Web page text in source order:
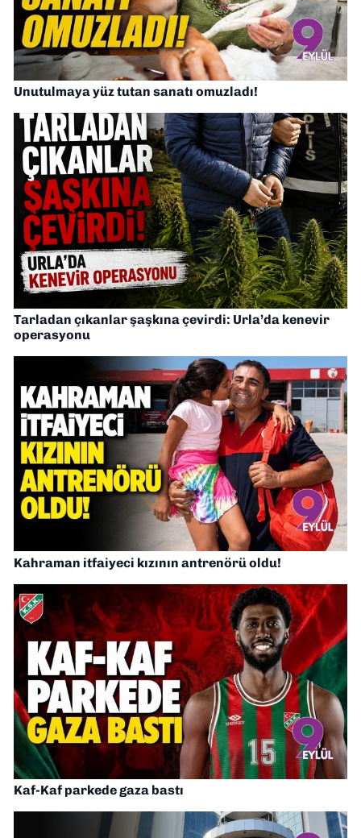
Unutulmaya yüz tutan sanatı omuzladı!
Tarladan çıkanlar şaşkına çevirdi: Urla’da kenevir
operasyonu
Kahraman itfaiyeci kızının antrenörü oldu!
Kaf-Kaf parkede gaza bastı